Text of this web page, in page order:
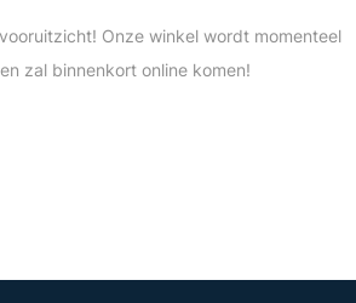
Onze winkel wordt momenteel
zal binnenkort online komen!